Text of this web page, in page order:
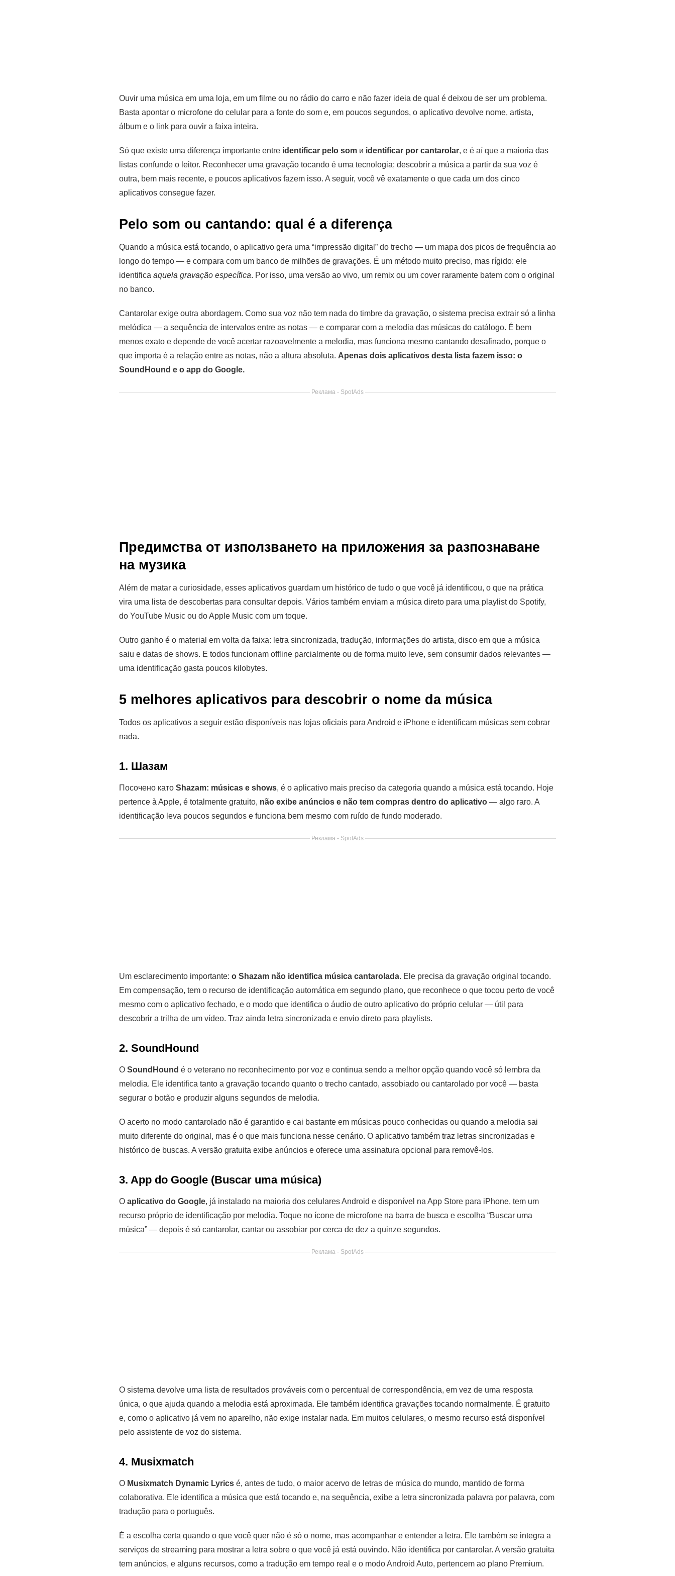
Ouvir uma música em uma loja, em um filme ou no rádio do carro e não fazer ideia de qual é deixou de ser um problema.
Basta apontar o microfone do celular para a fonte do som e, em poucos segundos, o aplicativo devolve nome, artista,
álbum e o link para ouvir a faixa inteira.
Só que existe uma diferença importante entre identificar pelo som и identificar por cantarolar, e é aí que a maioria das
listas confunde o leitor. Reconhecer uma gravação tocando é uma tecnologia; descobrir a música a partir da sua voz é
outra, bem mais recente, e poucos aplicativos fazem isso. A seguir, você vê exatamente o que cada um dos cinco
aplicativos consegue fazer.
Pelo som ou cantando: qual é a diferença
Quando a música está tocando, o aplicativo gera uma “impressão digital” do trecho — um mapa dos picos de frequência ao
longo do tempo — e compara com um banco de milhões de gravações. É um método muito preciso, mas rígido: ele
identifica aquela gravação específica. Por isso, uma versão ao vivo, um remix ou um cover raramente batem com o original
no banco.
Cantarolar exige outra abordagem. Como sua voz não tem nada do timbre da gravação, o sistema precisa extrair só a linha
melódica — a sequência de intervalos entre as notas — e comparar com a melodia das músicas do catálogo. É bem
menos exato e depende de você acertar razoavelmente a melodia, mas funciona mesmo cantando desafinado, porque o
que importa é a relação entre as notas, não a altura absoluta. Apenas dois aplicativos desta lista fazem isso: o
SoundHound e o app do Google.
Реклама - SpotAds
Предимства от използването на приложения за разпознаване
на музика
Além de matar a curiosidade, esses aplicativos guardam um histórico de tudo o que você já identificou, o que na prática
vira uma lista de descobertas para consultar depois. Vários também enviam a música direto para uma playlist do Spotify,
do YouTube Music ou do Apple Music com um toque.
Outro ganho é o material em volta da faixa: letra sincronizada, tradução, informações do artista, disco em que a música
saiu e datas de shows. E todos funcionam offline parcialmente ou de forma muito leve, sem consumir dados relevantes —
uma identificação gasta poucos kilobytes.
5 melhores aplicativos para descobrir o nome da música
Todos os aplicativos a seguir estão disponíveis nas lojas oficiais para Android e iPhone e identificam músicas sem cobrar
nada.
1. Шазам
Посочено като Shazam: músicas e shows, é o aplicativo mais preciso da categoria quando a música está tocando. Hoje
pertence à Apple, é totalmente gratuito, não exibe anúncios e não tem compras dentro do aplicativo — algo raro. A
identificação leva poucos segundos e funciona bem mesmo com ruído de fundo moderado.
Реклама - SpotAds
Um esclarecimento importante: o Shazam não identifica música cantarolada. Ele precisa da gravação original tocando.
Em compensação, tem o recurso de identificação automática em segundo plano, que reconhece o que tocou perto de você
mesmo com o aplicativo fechado, e o modo que identifica o áudio de outro aplicativo do próprio celular — útil para
descobrir a trilha de um vídeo. Traz ainda letra sincronizada e envio direto para playlists.
2. SoundHound
О SoundHound é o veterano no reconhecimento por voz e continua sendo a melhor opção quando você só lembra da
melodia. Ele identifica tanto a gravação tocando quanto o trecho cantado, assobiado ou cantarolado por você — basta
segurar o botão e produzir alguns segundos de melodia.
O acerto no modo cantarolado não é garantido e cai bastante em músicas pouco conhecidas ou quando a melodia sai
muito diferente do original, mas é o que mais funciona nesse cenário. O aplicativo também traz letras sincronizadas e
histórico de buscas. A versão gratuita exibe anúncios e oferece uma assinatura opcional para removê-los.
3. App do Google (Buscar uma música)
О aplicativo do Google, já instalado na maioria dos celulares Android e disponível na App Store para iPhone, tem um
recurso próprio de identificação por melodia. Toque no ícone de microfone na barra de busca e escolha “Buscar uma
música” — depois é só cantarolar, cantar ou assobiar por cerca de dez a quinze segundos.
Реклама - SpotAds
O sistema devolve uma lista de resultados prováveis com o percentual de correspondência, em vez de uma resposta
única, o que ajuda quando a melodia está aproximada. Ele também identifica gravações tocando normalmente. É gratuito
e, como o aplicativo já vem no aparelho, não exige instalar nada. Em muitos celulares, o mesmo recurso está disponível
pelo assistente de voz do sistema.
4. Musixmatch
О Musixmatch Dynamic Lyrics é, antes de tudo, o maior acervo de letras de música do mundo, mantido de forma
colaborativa. Ele identifica a música que está tocando e, na sequência, exibe a letra sincronizada palavra por palavra, com
tradução para o português.
É a escolha certa quando o que você quer não é só o nome, mas acompanhar e entender a letra. Ele também se integra a
serviços de streaming para mostrar a letra sobre o que você já está ouvindo. Não identifica por cantarolar. A versão gratuita
tem anúncios, e alguns recursos, como a tradução em tempo real e o modo Android Auto, pertencem ao plano Premium.